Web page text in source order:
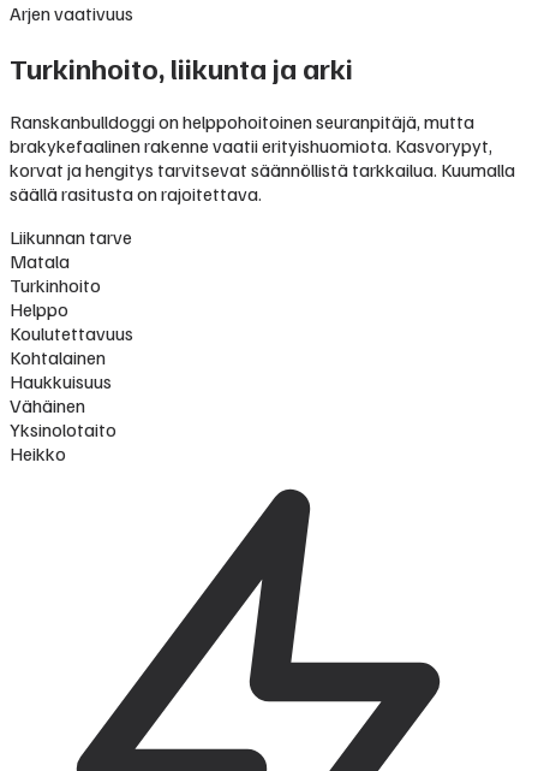
Arjen vaativuus
Turkinhoito, liikunta ja arki
Ranskanbulldoggi on helppohoitoinen seuranpitäjä, mutta
brakykefaalinen rakenne vaatii erityishuomiota. Kasvorypyt,
korvat ja hengitys tarvitsevat säännöllistä tarkkailua. Kuumalla
säällä rasitusta on rajoitettava.
Liikunnan tarve
Matala
Turkinhoito
Helppo
Koulutettavuus
Kohtalainen
Haukkuisuus
Vähäinen
Yksinolotaito
Heikko